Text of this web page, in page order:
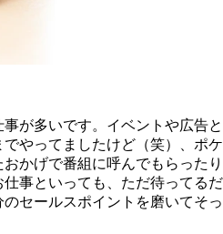
が多いです。イベントや広告と
やってましたけど（笑）、ポケ
かげで番組に呼んでもらったり
事といっても、ただ待ってるだ
セールスポイントを磨いてそっ